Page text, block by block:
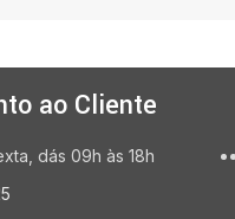
ao Cliente
dás 09h às 18h